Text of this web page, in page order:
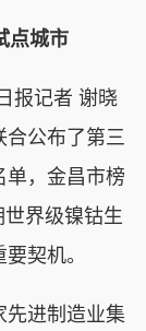
点城市
报记者 谢晓
公布了第三
单，金昌市榜
世界级镍钴生
契机。
进制造业集